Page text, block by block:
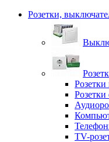
Розетки,
Розетки
TV-